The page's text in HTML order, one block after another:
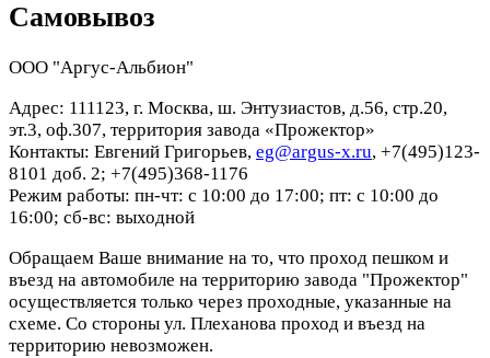
Самовывоз
ООО "Аргус-Альбион"
Адрес: 111123, г. Москва, ш. Энтузиастов, д.56, стр.20,
эт.3, оф.307, территория завода «Прожектор»
Контакты: Евгений Григорьев, eg@argus-x.ru, +7(495)123-
8101 доб. 2; +7(495)368-1176
Режим работы: пн-чт: с 10:00 до 17:00; пт: с 10:00 до
16:00; сб-вс: выходной
Обращаем Ваше внимание на то, что проход пешком и
въезд на автомобиле на территорию завода "Прожектор"
осуществляется только через проходные, указанные на
схеме. Со стороны ул. Плеханова проход и въезд на
территорию невозможен.